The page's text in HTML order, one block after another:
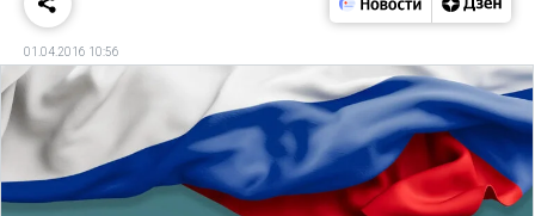
01.04.2016 10:56